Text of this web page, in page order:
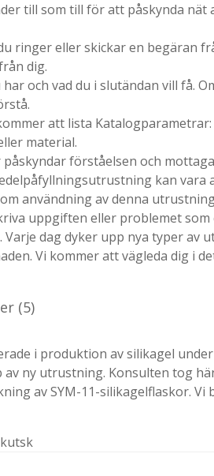
till som till för att påskynda
ringer eller skickar en begäran
dig.
har och vad du i slutändan vill få.
att lista
material.
påskyndar förståelsen och
kan vara
användning av denna
uppgiften eller problemet
Varje dag dyker upp nya typer
Vi kommer att vägleda dig i
(5)
i produktion av silikagel
av ny utrustning. Konsulten tog
av SYM-11-silikagelflaskor.